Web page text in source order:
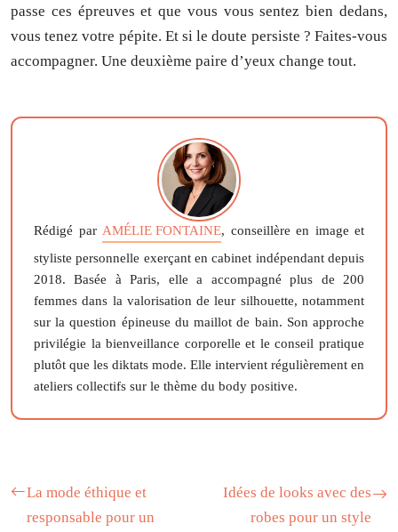
passe ces épreuves et que vous vous sentez bien dedans,
vous tenez votre pépite. Et si le doute persiste ? Faites-vous
accompagner. Une deuxième paire d’yeux change tout.
Rédigé par AMÉLIE FONTAINE, conseillère en image et
styliste personnelle exerçant en cabinet indépendant depuis
2018. Basée à Paris, elle a accompagné plus de 200
femmes dans la valorisation de leur silhouette, notamment
sur la question épineuse du maillot de bain. Son approche
privilégie la bienveillance corporelle et le conseil pratique
plutôt que les diktats mode. Elle intervient régulièrement en
ateliers collectifs sur le thème du body positive.
La mode éthique et
responsable pour un
Idées de looks avec des
robes pour un style